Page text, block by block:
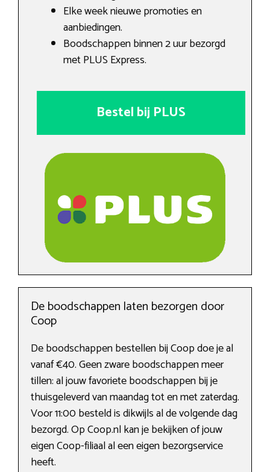
Elke week nieuwe promoties en
aanbiedingen.
Boodschappen binnen 2 uur bezorgd
met PLUS Express.
Bestel bij PLUS
De boodschappen laten bezorgen door
Coop
De boodschappen bestellen bij Coop doe je al
vanaf €40. Geen zware boodschappen meer
tillen: al jouw favoriete boodschappen bij je
thuisgeleverd van maandag tot en met zaterdag.
Voor 11:00 besteld is dikwijls al de volgende dag
bezorgd. Op Coop.nl kan je bekijken of jouw
eigen Coop-filiaal al een eigen bezorgservice
heeft.